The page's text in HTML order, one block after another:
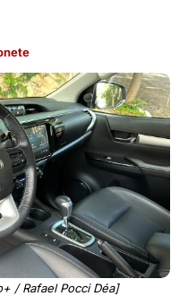
/ Rafael Pocci Déa]